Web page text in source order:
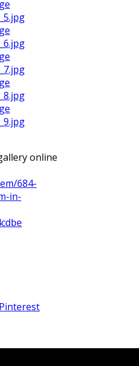
online
684-
in-
Pinterest